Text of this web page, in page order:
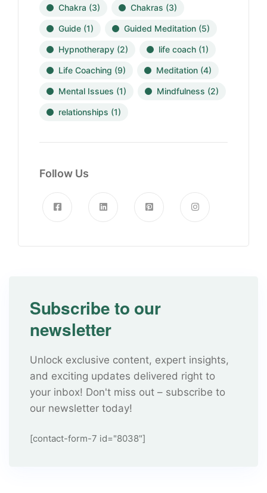
Chakra (3) Chakras (3)
Guide (1) Guided Meditation (5)
Hypnotherapy (2) life coach (1)
Life Coaching (9) Meditation (4)
Mental Issues (1) Mindfulness (2)
relationships (1)
Follow Us
Subscribe to our
newsletter
Unlock exclusive content, expert insights,
and exciting updates delivered right to
your inbox! Don't miss out – subscribe to
our newsletter today!
[contact-form-7 id="8038"]